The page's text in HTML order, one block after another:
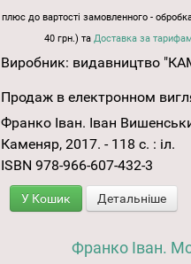
плюс до вартості замовленного -
40 грн.) та Доставка за
Виробник: видавництво
Продаж в електронном
Франко Іван. Іван
Каменяр, 2017. - 118 с. : іл.
ISBN 978-966-607-432-3
У Кошик Детальніше
Франко Іван.